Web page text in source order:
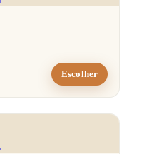
Escolher